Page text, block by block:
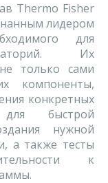
Thermo Fisher
лидером
для
Их
только сами
компоненты,
конкретных
для быстрой
нужной
а также тесты
к